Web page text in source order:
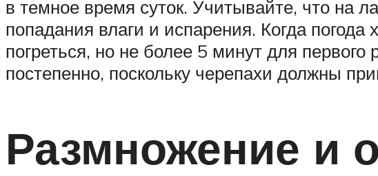
в темное время суток. Учитывайте, что на
попадания влаги и испарения. Когда
погреться, но не более 5 минут для
постепенно, поскольку черепахи должны
Размножение и